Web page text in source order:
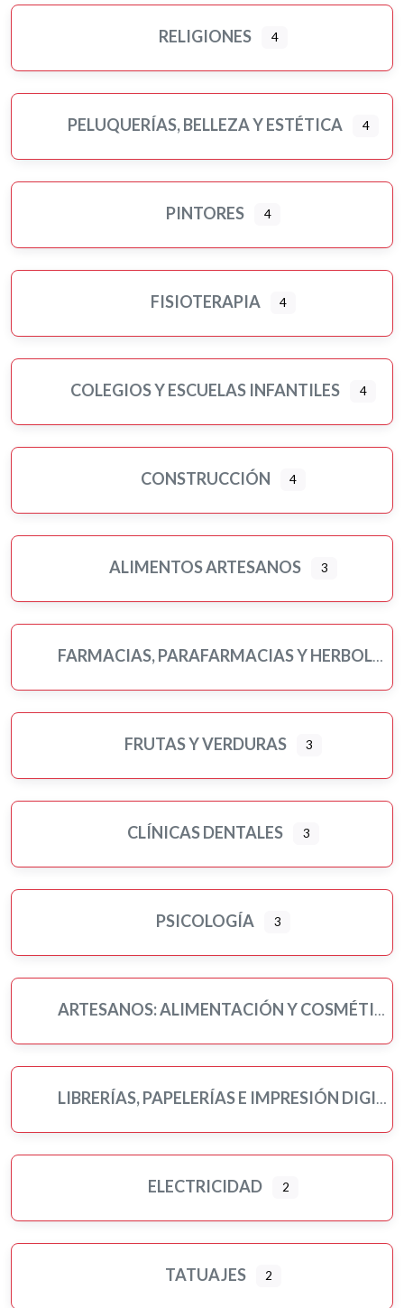
RELIGIONES 4
PELUQUERÍAS, BELLEZA Y ESTÉTICA 4
PINTORES 4
FISIOTERAPIA 4
COLEGIOS Y ESCUELAS INFANTILES 4
CONSTRUCCIÓN 4
ALIMENTOS ARTESANOS 3
FARMACIAS, PARAFARMACIAS Y HERBOLARIOS
FRUTAS Y VERDURAS 3
CLÍNICAS DENTALES 3
PSICOLOGÍA 3
ARTESANOS: ALIMENTACIÓN Y COSMÉTICA
LIBRERÍAS, PAPELERÍAS E IMPRESIÓN DIGITAL
ELECTRICIDAD 2
TATUAJES 2